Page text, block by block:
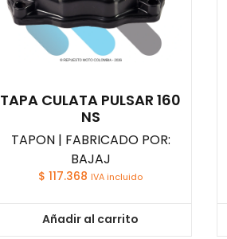
TAPA CULATA PULSAR 160
NS
TAPON | FABRICADO POR:
BAJAJ
$ 117.368 IVA incluido
Añadir al carrito